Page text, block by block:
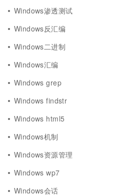
Windows渗透测试
Windows反汇编
Windows二进制
Windows汇编
Windows grep
Windows findstr
Windows html5
Windows机制
Windows资源管理
Windows wp7
Windows会话